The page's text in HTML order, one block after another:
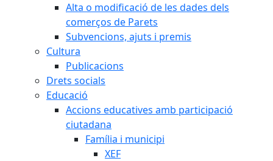
Alta o modificació de les dades dels
comerços de Parets
Subvencions, ajuts i premis
Cultura
Publicacions
Drets socials
Educació
Accions educatives amb participació
ciutadana
Família i municipi
XEF